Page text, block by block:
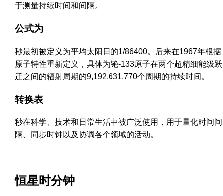
于测量持续时间和间隔。
公式为
秒最初被定义为平均太阳日的1/86400。后来在1967年根据
原子特性重新定义，具体为铯-133原子在两个超精细能级跃
迁之间的辐射周期的9,192,631,770个周期的持续时间。
转换表
秒在科学、技术和日常生活中被广泛使用，用于量化时间间
隔、同步时钟以及协调各个领域的活动。
恒星时分钟